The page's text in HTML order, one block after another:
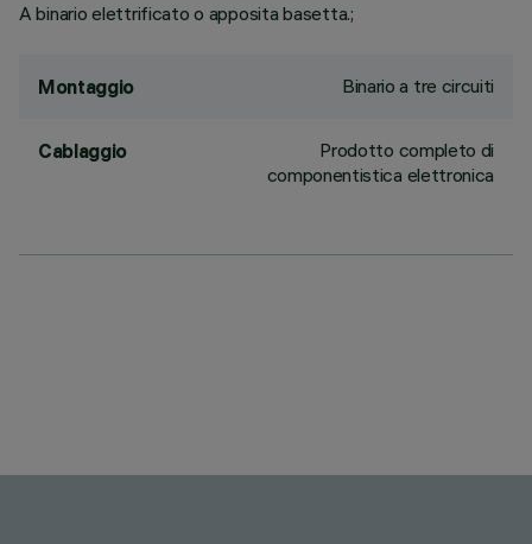
A binario elettrificato o apposita basetta.;
Montaggio Binario a tre circuiti
Cablaggio
Prodotto completo di
componentistica elettronica